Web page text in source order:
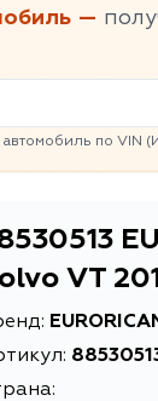
—
по VIN
VT